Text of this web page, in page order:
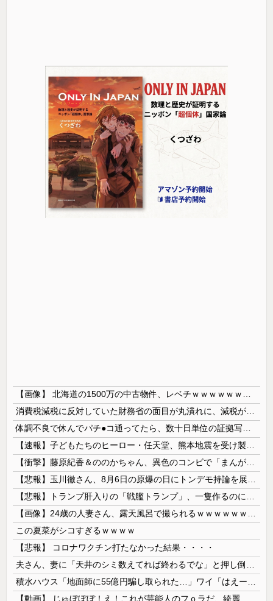
この夏菜がシコすぎるｗｗｗｗ
【悲報】 コロナワクチン打たなかった結果・・・・